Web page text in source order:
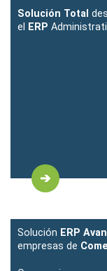
Solución Total
el
ERP
Solución ERP
empresas de